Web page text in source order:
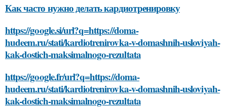
Как часто нужно делать кардиотренировку
https://google.si/url?q=https://doma-
hudeem.ru/stati/kardiotrenirovka-v-domashnih-usloviyah-
kak-dostich-maksimalnogo-rezultata
https://google.fr/url?q=https://doma-
hudeem.ru/stati/kardiotrenirovka-v-domashnih-usloviyah-
kak-dostich-maksimalnogo-rezultata